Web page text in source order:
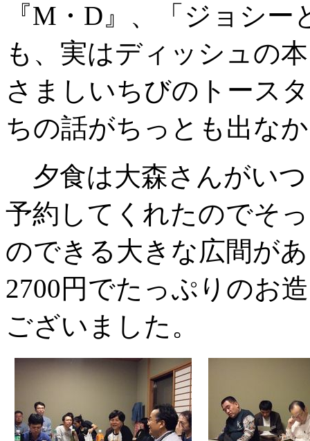
『M・D』、「ジョシ
も、実はディッシュの
さましいちびのトース
ちの話がちっとも出な
夕食は大森さんがい
予約してくれたのでそ
のできる大きな広間が
2700円でたっぷりのお
ございました。